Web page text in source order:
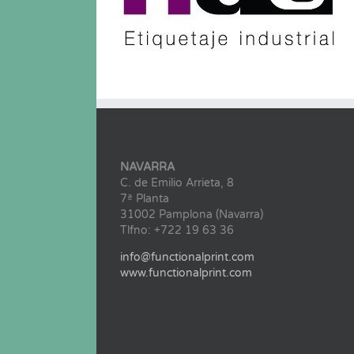
NAVARRA
C. de Emilio Arrieta, 8
7ª Planta
31002 Pamplona (Navarra)
Tlfno: +722 19 63 36
info@functionalprint.com
www.functionalprint.com